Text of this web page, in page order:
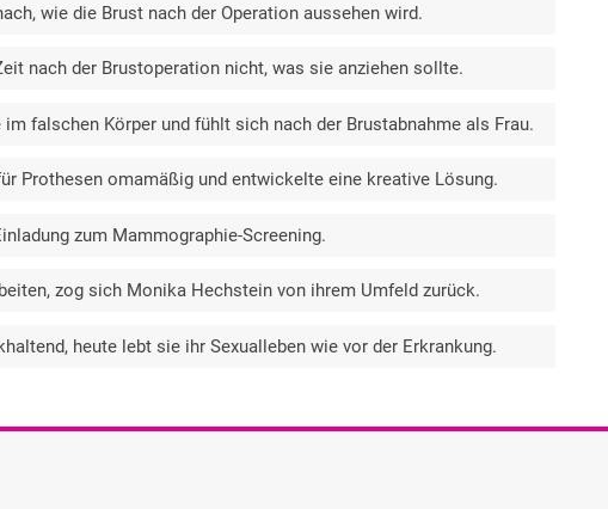
wie die Brust nach der Operation aussehen wird.
nach der Brustoperation nicht, was sie anziehen sollte.
falschen Körper und fühlt sich nach der Brustabnahme als Frau.
Prothesen omamäßig und entwickelte eine kreative Lösung.
zum Mammographie-Screening.
zog sich Monika Hechstein von ihrem Umfeld zurück.
heute lebt sie ihr Sexualleben wie vor der Erkrankung.